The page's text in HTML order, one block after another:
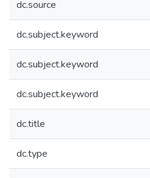
dc.source
dc.subject.keyword
dc.subject.keyword
dc.subject.keyword
dc.title
dc.type